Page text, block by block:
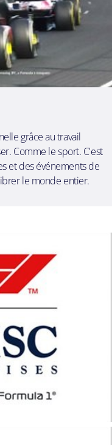
grâce au travail
Comme le sport. C'est
et des événements de
le monde entier.